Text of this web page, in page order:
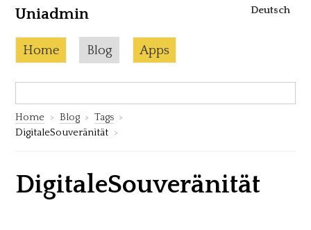
Uniadmin Deutsch
Skip to content
Home Current page:
Blog Apps
Home Blog
Tags
DigitaleSouveränität
DigitaleSouveränität